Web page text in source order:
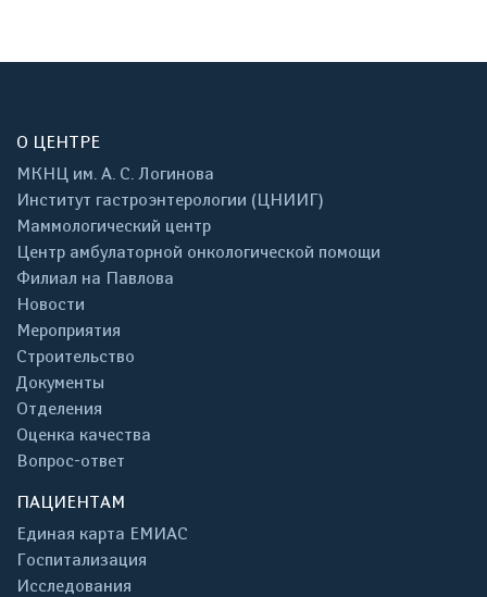
О ЦЕНТРЕ
МКНЦ им. А. С. Логинова
Институт гастроэнтерологии (ЦНИИГ)
Маммологический центр
Центр амбулаторной онкологической помощи
Филиал на Павлова
Новости
Мероприятия
Строительство
Документы
Отделения
Оценка качества
Вопрос-ответ
ПАЦИЕНТАМ
Единая карта ЕМИАС
Госпитализация
Исследования